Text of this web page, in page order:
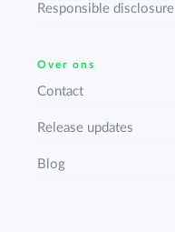
Responsible disclosure
Over ons
Contact
Release updates
Blog